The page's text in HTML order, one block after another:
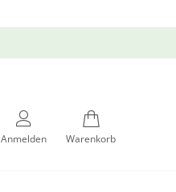
Anmelden Warenkorb